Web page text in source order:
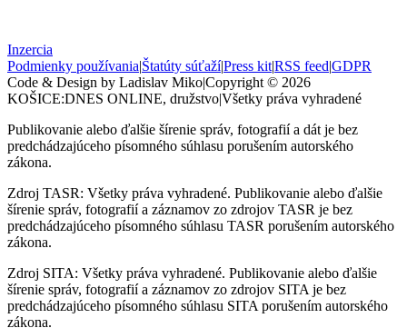
Inzercia
Podmienky používania|Štatúty súťaží|Press kit|RSS feed|GDPR
Code & Design by Ladislav Miko|Copyright © 2026
KOŠICE:DNES ONLINE, družstvo|Všetky práva vyhradené
Publikovanie alebo ďalšie šírenie správ, fotografií a dát je bez
predchádzajúceho písomného súhlasu porušením autorského
zákona.
Zdroj TASR: Všetky práva vyhradené. Publikovanie alebo ďalšie
šírenie správ, fotografií a záznamov zo zdrojov TASR je bez
predchádzajúceho písomného súhlasu TASR porušením autorského
zákona.
Zdroj SITA: Všetky práva vyhradené. Publikovanie alebo ďalšie
šírenie správ, fotografií a záznamov zo zdrojov SITA je bez
predchádzajúceho písomného súhlasu SITA porušením autorského
zákona.